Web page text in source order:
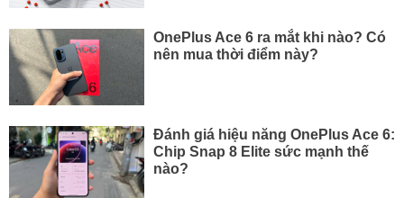
OnePlus Ace 6 ra mắt khi nào? Có
nên mua thời điểm này?
Đánh giá hiệu năng OnePlus Ace 6:
Chip Snap 8 Elite sức mạnh thế
nào?